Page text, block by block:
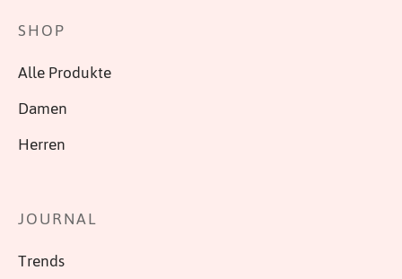
SHOP
Alle Produkte
Damen
Herren
JOURNAL
Trends